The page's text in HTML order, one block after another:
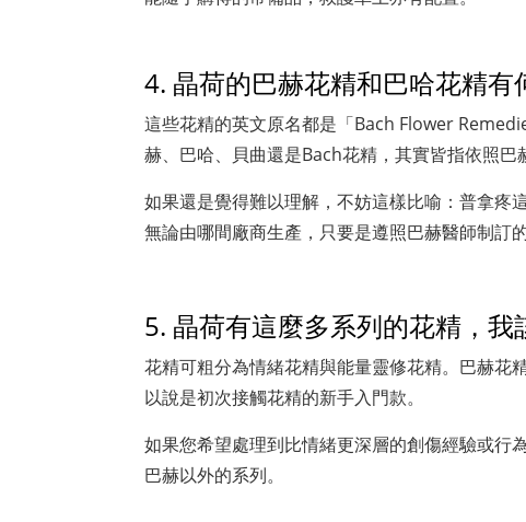
4. 晶荷的巴赫花精和巴哈花精有
這些花精的英文原名都是「Bach Flower
赫、巴哈、貝曲還是Bach花精，其實皆指依照巴
如果還是覺得難以理解，不妨這樣比喻：普拿疼
無論由哪間廠商生產，只要是遵照巴赫醫師制訂
5. 晶荷有這麼多系列的花精，
花精可粗分為情緒花精與能量靈修花精。巴赫花
以說是初次接觸花精的新手入門款。
如果您希望處理到比情緒更深層的創傷經驗或行
巴赫以外的系列。